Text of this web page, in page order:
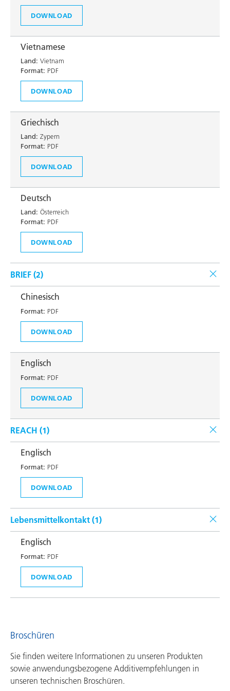
DOWNLOAD
Vietnamese
Land: Vietnam
Format: PDF
DOWNLOAD
Griechisch
Land: Zypern
Format: PDF
DOWNLOAD
Deutsch
Land: Österreich
Format: PDF
DOWNLOAD
BRIEF (2)
Chinesisch
Format: PDF
DOWNLOAD
Englisch
Format: PDF
DOWNLOAD
REACH (1)
Englisch
Format: PDF
DOWNLOAD
Lebensmittelkontakt (1)
Englisch
Format: PDF
DOWNLOAD
Broschüren
Sie finden weitere Informationen zu unseren Produkten
sowie anwendungsbezogene Additivempfehlungen in
unseren technischen Broschüren.